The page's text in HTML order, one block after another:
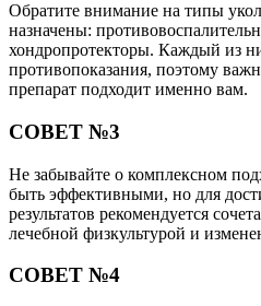
Обратите внимание на типы
назначены:
хондропротекторы. Каждый из
противопоказания, поэтому
препарат подходит именно вам.
СОВЕТ №3
Не забывайте о комплексном
быть эффективными, но для
результатов рекомендуется
лечебной физкультурой и
СОВЕТ №4